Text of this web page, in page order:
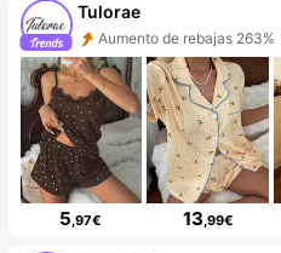
Tulorae
Aumento de rebajas 263%
5,97€ 13,99€